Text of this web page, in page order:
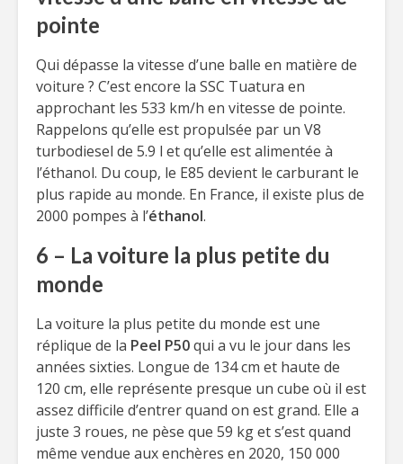
pointe
Qui dépasse la vitesse d’une balle en matière de
voiture ? C’est encore la SSC Tuatura en
approchant les 533 km/h en vitesse de pointe.
Rappelons qu’elle est propulsée par un V8
turbodiesel de 5.9 l et qu’elle est alimentée à
l’éthanol. Du coup, le E85 devient le carburant le
plus rapide au monde. En France, il existe plus de
2000 pompes à l’éthanol.
6 – La voiture la plus petite du
monde
La voiture la plus petite du monde est une
réplique de la Peel P50qui a vu le jour dans les
années sixties. Longue de 134 cm et haute de
120 cm, elle représente presque un cube où il est
assez difficile d’entrer quand on est grand. Elle a
juste 3 roues, ne pèse que 59 kg et s’est quand
même vendue aux enchères en 2020, 150 000